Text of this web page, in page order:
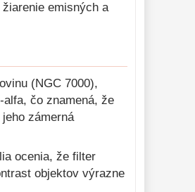
emisných a
(NGC 7000),
čo znamená, že
zámerná
ocenia, že filter
objektov výrazne